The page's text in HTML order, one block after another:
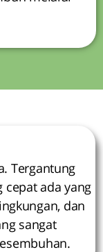
Tergantung
cepat ada yang
dan
sangat